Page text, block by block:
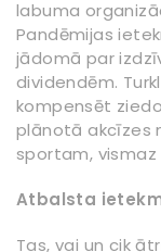
labuma
Pandēmijas
jādomā par
dividendēm.
kompensēt
plānotā akcīzes
sportam,
Atbalsta
Tas, vai un cik